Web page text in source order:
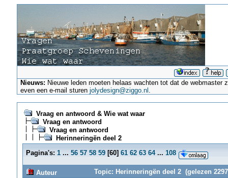
Nieuws: Nieuwe leden moeten helaas wachten tot dat de
even een e-mail sturenjolydesign@ziggo.nl .
Vraag en antwoord & Wie wat waar
Vraag en antwoord
Vraag en antwoord
Herinneringën deel 2
Pagina's: 1 ... 56 57 58 59[60] 61 62 63 64 ... 108
Auteur
Topic: Herinneringën deel 2 (gelezen